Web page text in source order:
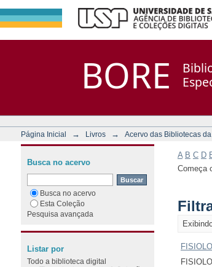
BORE
Página Inicial → Livros → Acervo das Bibliotecas
A B C D
Começa
Busca no acervo
Busca no acervo
Esta Coleção
Pesquisa avançada
Listar por
Todo a biblioteca digital